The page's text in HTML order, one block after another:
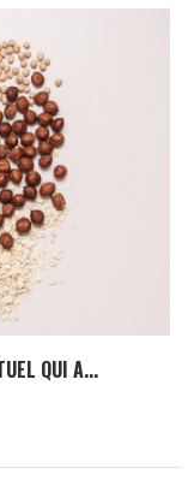
QUI A...